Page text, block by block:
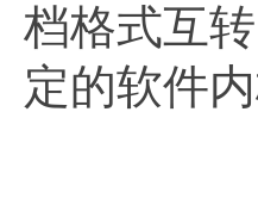
档格式互
定的软件